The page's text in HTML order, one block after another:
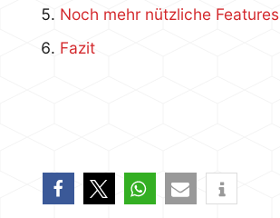
Noch mehr nützliche Features
Fazit